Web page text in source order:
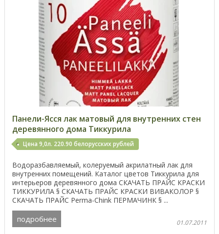
Панели-Ясся лак матовый для внутренних стен
деревянного дома Тиккурила
Цена 9,0л. 220.90 белорусских рублей
Водоразбавляемый, колеруемый акрилатный лак для
внутренних помещений. Каталог цветов Тиккурила для
интерьеров деревянного дома СКАЧАТЬ ПРАЙС КРАСКИ
ТИККУРИЛА § СКАЧАТЬ ПРАЙС КРАСКИ ВИВАКОЛОР §
СКАЧАТЬ ПРАЙС Perma-Chink ПЕРМАЧИНК § ...
подробнее 01.07.2011